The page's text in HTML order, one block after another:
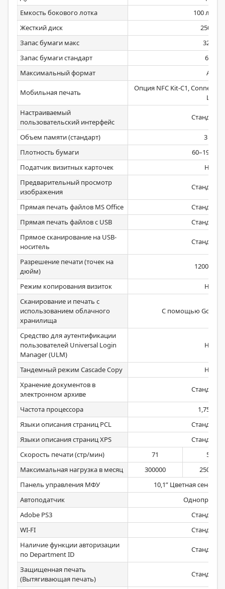
Емкость бокового лотка
100
Жесткий диск
250 Гб
Запас бумаги макс
3200
Запас бумаги стандарт
650
Максимальный формат
А4
Мобильная печать
Опция NFC Kit-C1,
LE
Настраиваемый
пользовательский интерфейс
Объем памяти (стандарт)
3 Гб
Плотность бумаги
60–199 г/м
Податчик визитных карточек
Нет
Предварительный просмотр
изображения
Прямая печать файлов MS Office
Прямая печать файлов с USB
Прямое сканирование на USB-
носитель
Разрешение печати (точек на
дюйм)
Режим копирования визиток
Нет
Сканирование и печать с
использованием облачного
хранилища
С помощью Google
Средство для аутентификации
пользователей Universal Login
Manager (ULM)
Нет
Тандемный режим Cascade Copy
Нет
Хранение документов в
электронном архиве
Частота процессора
1,75 ГГц
Языки описания страниц PCL
Языки описания страниц XPS
Скорость печати (стр/мин)
71
52
Максимальная нагрузка в месяц
300000
250000
Панель управления МФУ
10,1” Цветная
Автоподатчик
Adobe PS3
WI-FI
Наличие функции авторизации
по Department ID
Защищенная печать
(Вытягивающая печать)